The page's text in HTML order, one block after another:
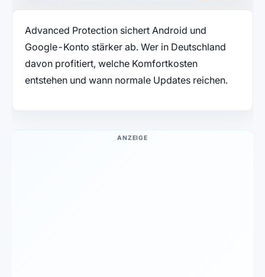
Advanced Protection sichert Android und
Google-Konto stärker ab. Wer in Deutschland
davon profitiert, welche Komfortkosten
entstehen und wann normale Updates reichen.
ANZEIGE